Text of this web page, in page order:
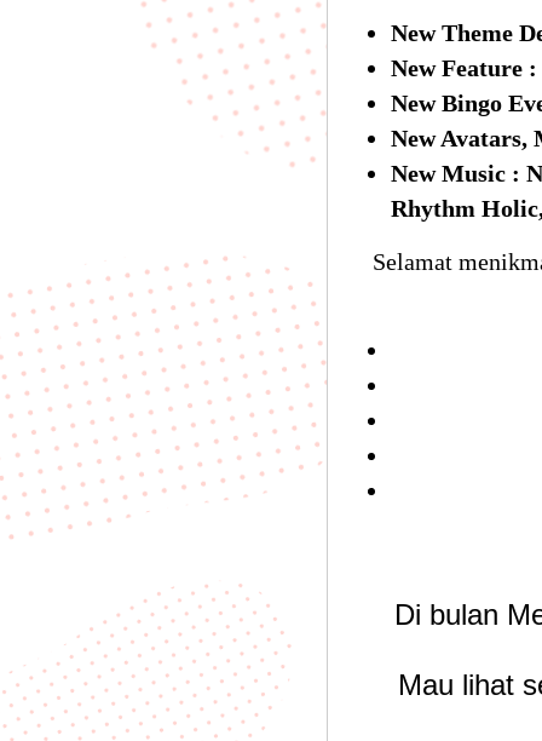
New Theme
New Feature
New Bingo
New Avatars,
New Music :
Rhythm
Selamat
Di bulan
Mau lihat